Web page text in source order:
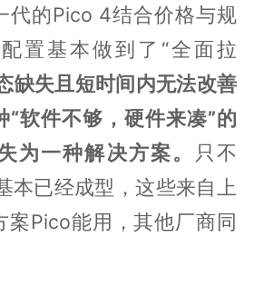
代的Pico 4结合价格与规
置基本做到了“全面拉
缺失且短时间内无法改善
“软件不够，硬件来凑”的
为一种解决方案。
只不
本已经成型，这些来自上
案Pico能用，其他厂商同